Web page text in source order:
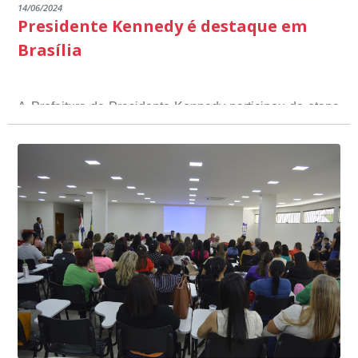
14/06/2024
Presidente Kennedy é destaque em
Brasília
A Prefeitura de Presidente Kennedy participou da etapa
nacional do 12º Prêmio Sebrae Prefeitura
Empreendedora, que visou valorizar e destacar o papel
dos gestores públicos comprometidos com o
desenvolvimento socioeconômico dos municípios, a
partir de iniciativas que estimulam o empreendedorismo,
a competitividade dos pequenos negócios e a
modernização da gestão pública local. O evento
aconteceu nesta terça-feira (11) em Brasília.
O município, conquistou o primeiro lugar na etapa
estadual, sendo premiado com o troféu ouro, na
categoria Inclusão Produtiva, através do Programa Mais